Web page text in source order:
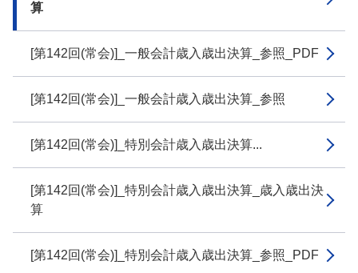
算
[第142回(常会)]_一般会計歳入歳出決算_参照_PDF
[第142回(常会)]_一般会計歳入歳出決算_参照
[第142回(常会)]_特別会計歳入歳出決算...
[第142回(常会)]_特別会計歳入歳出決算_歳入歳出決
算
[第142回(常会)]_特別会計歳入歳出決算_参照_PDF